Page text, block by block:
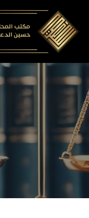
Skip
content